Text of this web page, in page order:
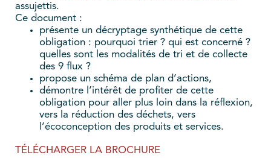
assujettis.
Ce document :
présente un décryptage synthétique de cette
obligation : pourquoi trier ? qui est concerné ?
quelles sont les modalités de tri et de collecte
des 9 flux ?
propose un schéma de plan d’actions,
démontre l’intérêt de profiter de cette
obligation pour aller plus loin dans la réflexion,
vers la réduction des déchets, vers
l’écoconception des produits et services.
TÉLÉCHARGER LA BROCHURE